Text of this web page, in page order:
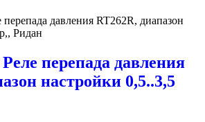
перепада давления
настройки 0,5..3,5